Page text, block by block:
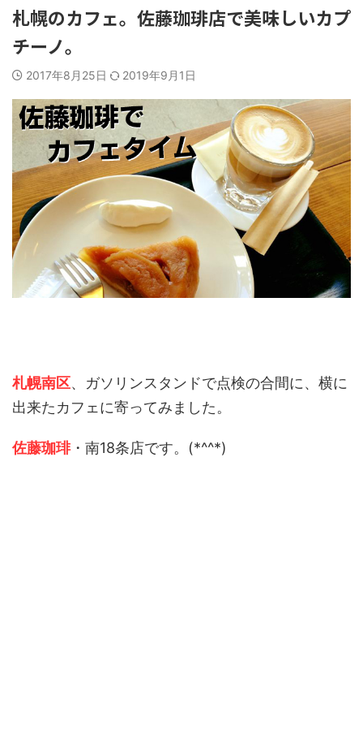
札幌のカフェ。佐藤珈琲店で美味しいカプ
チーノ。
2017年8月25日 2019年9月1日
札幌南区、ガソリンスタンドで点検の合間に、横に
出来たカフェに寄ってみました。
佐藤珈琲・南18条店です。(*^^*)